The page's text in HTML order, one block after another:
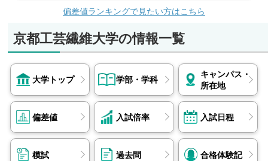
偏差値ランキングで見たい方はこちら
京都工芸繊維大学の情報一覧
大学トップ 学部・学科
キャンパス・
所在地
偏差値 入試倍率 入試日程
模試 過去問 合格体験記